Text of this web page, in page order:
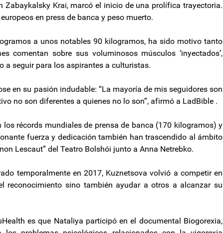
Zabaykalsky Krai, marcó el inicio de una prolífica trayectoria.
en press de banca y peso muerto.
a unos notables 90 kilogramos, ha sido motivo tanto
comentan sobre sus voluminosos músculos ‘inyectados’,
a seguir para los aspirantes a culturistas.
en su pasión indudable: “La mayoría de mis seguidores son
no son diferentes a quienes no lo son”, afirmó a LadBible .
récords mundiales de prensa de banca (170 kilogramos) y
fuerza y ​​dedicación también han trascendido al ámbito
Lescaut” del Teatro Bolshói junto a Anna Netrebko.
temporalmente en 2017, Kuznetsova volvió a competir en
reconocimiento sino también ayudar a otros a alcanzar su
es que Nataliya participó en el documental Biogorexia,